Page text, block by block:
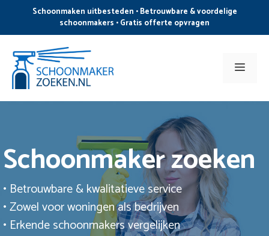
de
inhoud
Schoonmaken uitbesteden • Betrouwbare & voordelige
schoonmakers • Gratis offerte opvragen
Menu
Schoonmaker zoeken
• Betrouwbare & kwalitatieve service
• Zowel voor woningen als bedrijven
• Erkende schoonmakers vergelijken